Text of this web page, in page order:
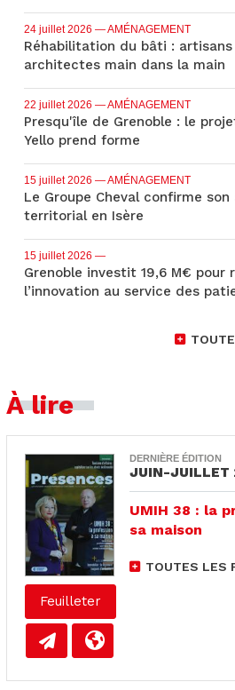
24 juillet 2026 — AMÉNAGEMENT
Réhabilitation du bâti :
architectes main dans la main
22 juillet 2026 — AMÉNAGEMENT
Presqu'île de Grenoble : le
Yello prend forme
15 juillet 2026 — AMÉNAGEMENT
Le Groupe Cheval confirme son
territorial en Isère
15 juillet 2026 —
Grenoble investit 19,6 M€ pour
l’innovation au service des
À lire
Feuilleter
DERNIÈRE ÉDITION
JUIN-JUILLET
UMIH 38 : la
sa maison
TOUTES LES